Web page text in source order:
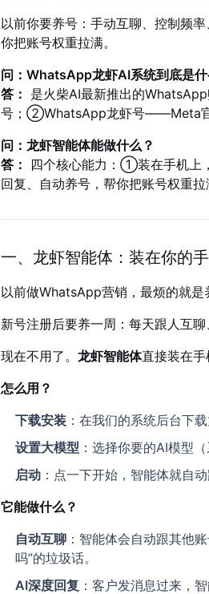
以前你要养号：手动互聊、控制频率
你把账号权重拉满。
问：WhatsApp龙虾AI系统到底是什
答： 是火柴AI最新推出的
号；②WhatsApp龙虾号——Meta官
问：龙虾智能体能做什么？
答：
四个核心能力：①装在手机上
回复、自动养号，帮你把账号权重
一、龙虾智能体：装在你的
以前做WhatsApp营销，最烦的就是
新号注册后要养一周：每天跟人互
现在不用了。 龙虾智能体直接装在手
怎么用？
下载安装 ：在我们的系统后台下
设置大模型 ：选择你要的AI模型
启动 ：点一下开始，智能体就自动
它能做什么？
自动互聊 ：智能体会自动跟其他
吗”的垃圾话。
AI深度回复 ：客户发消息过来，